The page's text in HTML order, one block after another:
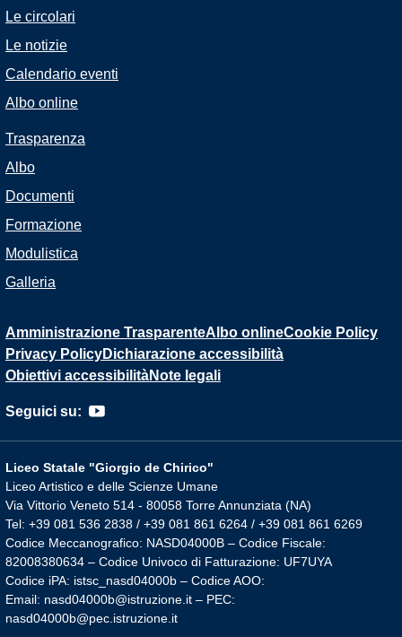
Le circolari
Le notizie
Calendario eventi
Albo online
Trasparenza
Albo
Documenti
Formazione
Modulistica
Galleria
Amministrazione TrasparenteAlbo onlineCookie Policy
Privacy PolicyDichiarazione accessibilità
Obiettivi accessibilitàNote legali
Seguici su:
Liceo Statale "Giorgio de Chirico"
Liceo Artistico e delle Scienze Umane
Via Vittorio Veneto 514 - 80058 Torre Annunziata (NA)
Tel: +39 081 536 2838 / +39 081 861 6264 / +39 081 861 6269
Codice Meccanografico: NASD04000B – Codice Fiscale:
82008380634 – Codice Univoco di Fatturazione: UF7UYA
Codice iPA: istsc_nasd04000b – Codice AOO:
Email: nasd04000b@istruzione.it – PEC:
nasd04000b@pec.istruzione.it